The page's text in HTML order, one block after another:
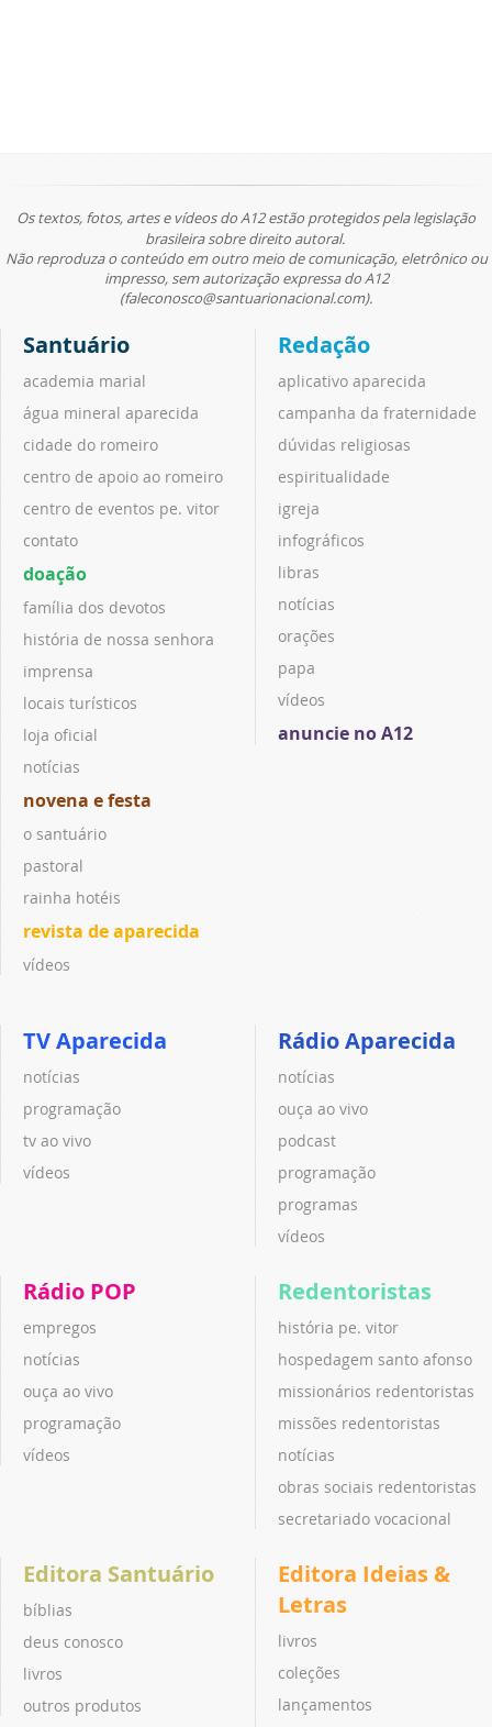
Os textos, fotos, artes e vídeos do A12 estão protegidos pela legislação
brasileira sobre direito autoral.
Não reproduza o conteúdo em outro meio de comunicação, eletrônico ou
impresso, sem autorização expressa do A12
(faleconosco@santuarionacional.com).
Santuário
academia marial
água mineral aparecida
cidade do romeiro
centro de apoio ao romeiro
centro de eventos pe. vitor
contato
doação
família dos devotos
história de nossa senhora
imprensa
locais turísticos
loja oficial
notícias
novena e festa
o santuário
pastoral
rainha hotéis
revista de aparecida
vídeos
Redação
aplicativo aparecida
campanha da fraternidade
dúvidas religiosas
espiritualidade
igreja
infográficos
libras
notícias
orações
papa
vídeos
anuncie no A12
TV Aparecida
notícias
programação
tv ao vivo
vídeos
Rádio Aparecida
notícias
ouça ao vivo
podcast
programação
programas
vídeos
Rádio POP
empregos
notícias
ouça ao vivo
programação
vídeos
Redentoristas
história pe. vitor
hospedagem santo afonso
missionários redentoristas
missões redentoristas
notícias
obras sociais redentoristas
secretariado vocacional
Editora Santuário
bíblias
deus conosco
livros
outros produtos
Editora Ideias &
Letras
livros
coleções
lançamentos